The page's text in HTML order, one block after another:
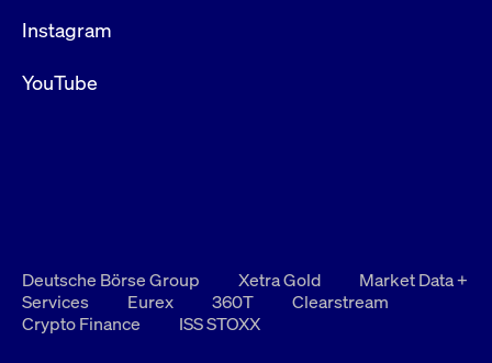
Instagram
YouTube
Deutsche Börse Group Xetra Gold
Market Data +
Services
Eurex 360T
Clearstream
Crypto Finance
ISS STOXX